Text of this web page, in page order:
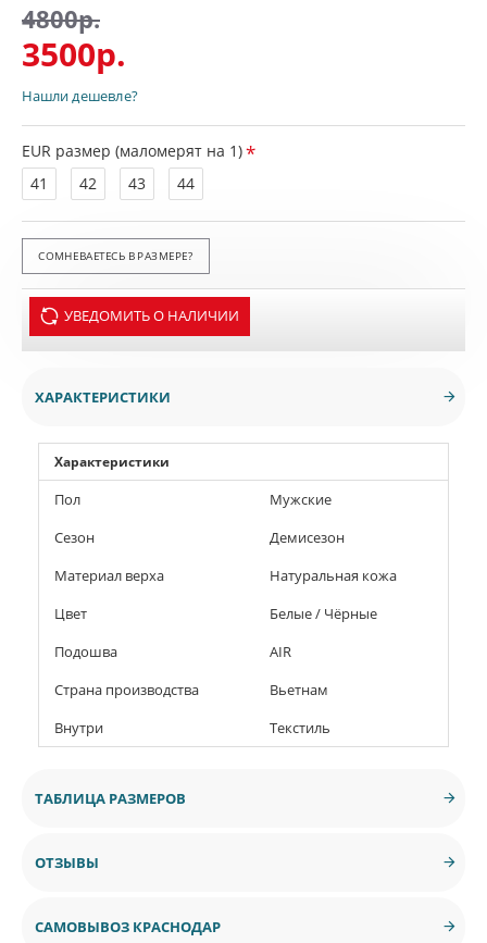
3500р.
4800р.
EUR размер (маломерят на 1)
41
42 43 44
УВЕДОМИТЬ О НАЛИЧИИ
Нашли дешевле?
ХАРАКТЕРИСТИКИ
Характеристики
Пол
Мужские
Сезон
Демисезон
Материал верха
Натуральная кожа
Цвет
Белые / Чёрные
Подошва
AIR
Страна производства
Вьетнам
Внутри
Текстиль
ТАБЛИЦА РАЗМЕРОВ
ОТЗЫВЫ
САМОВЫВОЗ КРАСНОДАР
СОМНЕВАЕТЕСЬ В РАЗМЕРЕ?